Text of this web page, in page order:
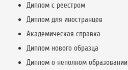
Диплом с реестром
Диплом для иностранцев
Академическая справка
Диплом нового образца
Диплом о неполном образовании